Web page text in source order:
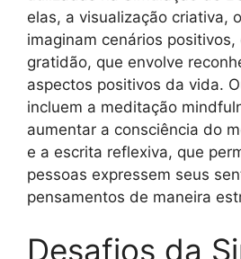
elas, a visualização criativa,
imaginam cenários
gratidão, que envolve
aspectos positivos da vida.
incluem a meditação
aumentar a consciência do
e a escrita reflexiva, que
pessoas expressem seus
pensamentos de maneira
Desafios da